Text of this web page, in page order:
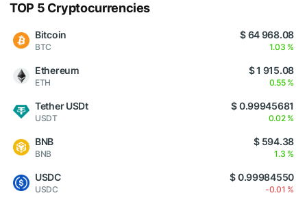
TOP 5 Cryptocurrencies
Bitcoin
BTC
$ 64 968.08
1.03 %
Ethereum
ETH
$ 1 915.08
0.55 %
Tether USDt
USDT
$ 0.99945681
0.02 %
BNB
BNB
$ 594.38
1.3 %
USDC
USDC
$ 0.99984550
-0.01 %